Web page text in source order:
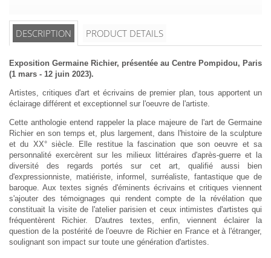
DESCRIPTION PRODUCT DETAILS
Exposition Germaine Richier, présentée au Centre Pompidou, Paris
(1 mars - 12 juin 2023).
Artistes, critiques d'art et écrivains de premier plan, tous apportent un
éclairage différent et exceptionnel sur l'oeuvre de l'artiste.
Cette anthologie entend rappeler la place majeure de l'art de Germaine
Richier en son temps et, plus largement, dans l'histoire de la sculpture
et du XX° siècle. Elle restitue la fascination que son oeuvre et sa
personnalité exercèrent sur les milieux littéraires d'après-guerre et la
diversité des regards portés sur cet art, qualifié aussi bien
d'expressionniste, matiériste, informel, surréaliste, fantastique que de
baroque. Aux textes signés d'éminents écrivains et critiques viennent
s'ajouter des témoignages qui rendent compte de la révélation que
constituait la visite de l'atelier parisien et ceux intimistes d'artistes qui
fréquentèrent Richier. D'autres textes, enfin, viennent éclairer la
question de la postérité de l'oeuvre de Richier en France et à l'étranger,
soulignant son impact sur toute une génération d'artistes.